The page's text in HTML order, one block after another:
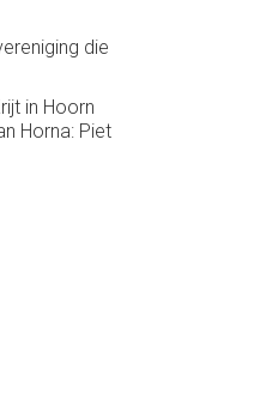
die
in Hoorn
Horna: Piet